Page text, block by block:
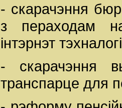
- скарачэння
з пераходам
інтэрнэт
- скарачэння
транспарце для